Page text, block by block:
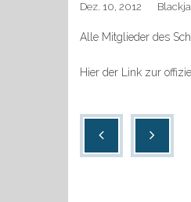
Dez. 10, 2012
Alle Mitglieder des
Hier der Link zur